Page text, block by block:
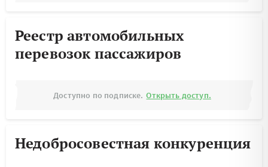
Реестр автомобильных
перевозок пассажиров
Доступно по подписке. Открыть доступ.
Недобросовестная конкуренция